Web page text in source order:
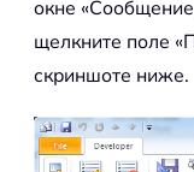
окне
щелкните поле
скриншоте ниже.